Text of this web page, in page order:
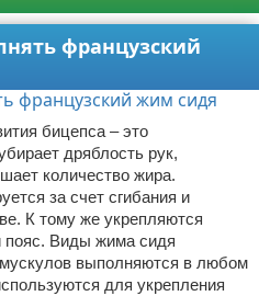
французский
бицепса – это
дряблость рук,
количество жира.
за счет сгибания и
К тому же укрепляются
Виды жима сидя
выполняются в любом
для укрепления